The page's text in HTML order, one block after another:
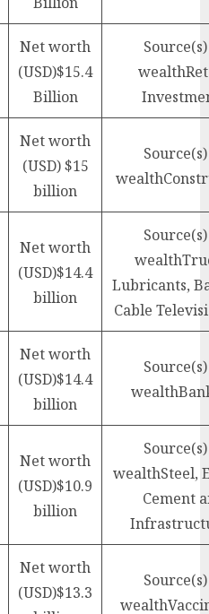
Net worth
(USD)$15.4
Billion
wealth
Net worth
(USD)$15
billion
wealth
Net worth
(USD)$14.4
billion
wealth
Lubricants,
Cable
Net worth
(USD)$14.4
billion
wealth
Net worth
(USD)$10.9
billion
wealthSteel,
Cement
Net worth
(USD)$13.3
wealth